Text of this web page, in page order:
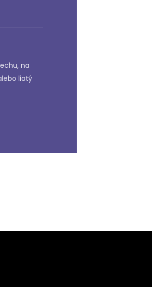
na
liatý